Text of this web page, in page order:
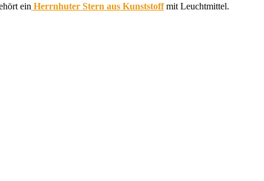
ein Herrnhuter Stern aus Kunststoffmit Leuchtmittel.